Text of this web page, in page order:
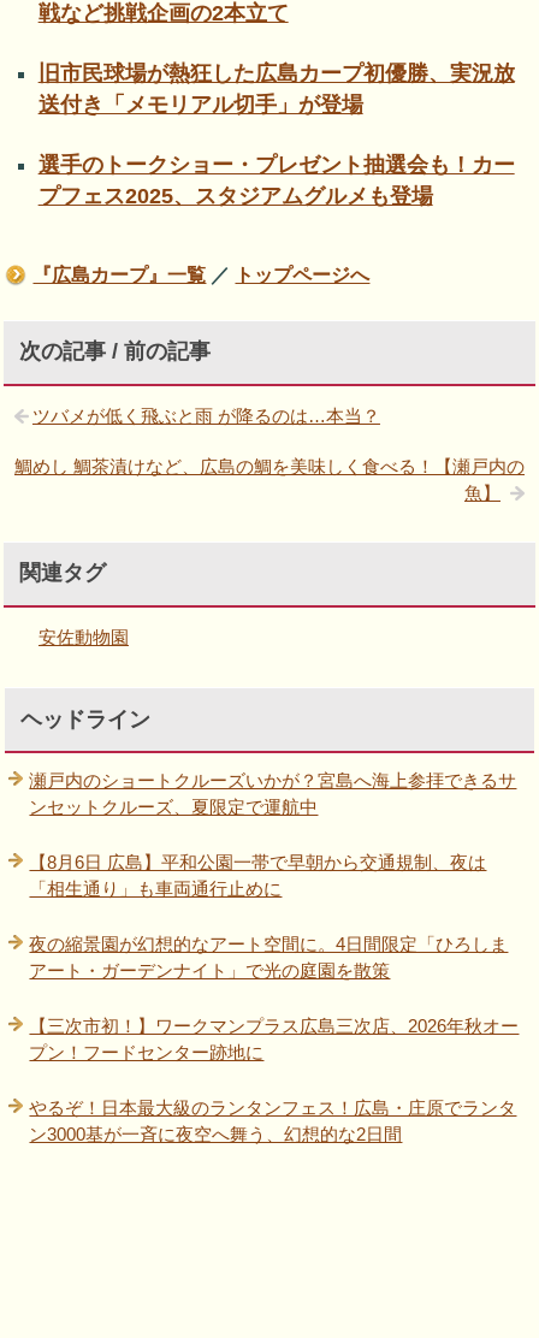
戦など挑戦企画の2本立て
旧市民球場が熱狂した広島カープ初優勝、実況放
送付き「メモリアル切手」が登場
選手のトークショー・プレゼント抽選会も！カー
プフェス2025、スタジアムグルメも登場
『広島カープ』一覧 ／ トップページへ
次の記事 / 前の記事
ツバメが低く飛ぶと雨 が降るのは…本当？
鯛めし 鯛茶漬けなど、広島の鯛を美味しく食べる！【瀬戸内の
魚】
関連タグ
安佐動物園
ヘッドライン
瀬戸内のショートクルーズいかが？宮島へ海上参拝できるサ
ンセットクルーズ、夏限定で運航中
【8月6日 広島】平和公園一帯で早朝から交通規制、夜は
「相生通り」も車両通行止めに
夜の縮景園が幻想的なアート空間に。4日間限定「ひろしま
アート・ガーデンナイト」で光の庭園を散策
【三次市初！】ワークマンプラス広島三次店、2026年秋オー
プン！フードセンター跡地に
やるぞ！日本最大級のランタンフェス！広島・庄原でランタ
ン3000基が一斉に夜空へ舞う、幻想的な2日間